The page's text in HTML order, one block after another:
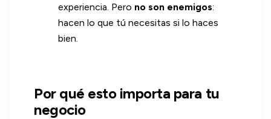
experiencia. Pero no son enemigos:
hacen lo que tú necesitas si lo haces
bien.
Por qué esto importa para tu
negocio